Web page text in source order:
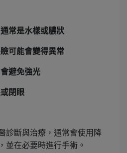
常是水樣或膿狀
可能會變得異常
避免強光
閉眼
診斷與治療，通常會使用降
並在必要時進行手術。